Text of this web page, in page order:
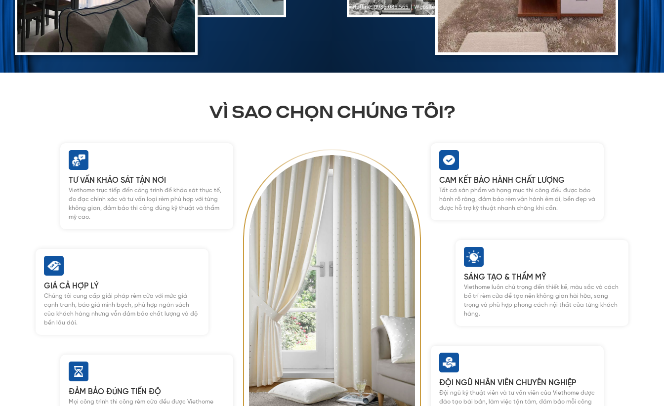
VÌ SAO CHỌN CHÚNG TÔI?
TƯ VẤN KHẢO SÁT TẬN NƠI
Viethome trực tiếp đến công trình để khảo sát thực tế,
đo đạc chính xác và tư vấn loại rèm phù hợp với từng
không gian, đảm bảo thi công đúng kỹ thuật và thẩm
mỹ cao.
GIÁ CẢ HỢP LÝ
Chúng tôi cung cấp giải pháp rèm cửa với mức giá
cạnh tranh, báo giá minh bạch, phù hợp ngân sách
của khách hàng nhưng vẫn đảm bảo chất lượng và độ
bền lâu dài.
ĐẢM BẢO ĐÚNG TIẾN ĐỘ
Mọi công trình thi công rèm cửa đều được Viethome
CAM KẾT BẢO HÀNH CHẤT LƯỢNG
Tất cả sản phẩm và hạng mục thi công đều được bảo
hành rõ ràng, đảm bảo rèm vận hành êm ái, bền đẹp và
được hỗ trợ kỹ thuật nhanh chóng khi cần.
SÁNG TẠO & THẨM MỸ
Viethome luôn chú trọng đến thiết kế, màu sắc và cách
bố trí rèm cửa để tạo nên không gian hài hòa, sang
trọng và phù hợp phong cách nội thất của từng khách
hàng.
ĐỘI NGŨ NHÂN VIÊN CHUYÊN NGHIỆP
Đội ngũ kỹ thuật viên và tư vấn viên của Viethome được
đào tạo bài bản, làm việc tận tâm, đảm bảo mỗi công